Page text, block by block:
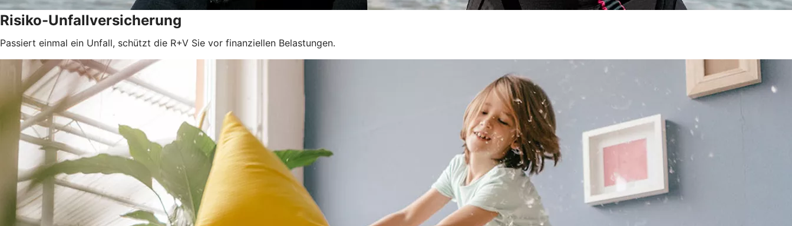
Risiko-Unfallversicherung
Passiert einmal ein Unfall, schützt die R+V Sie vor finanziellen Belastungen.